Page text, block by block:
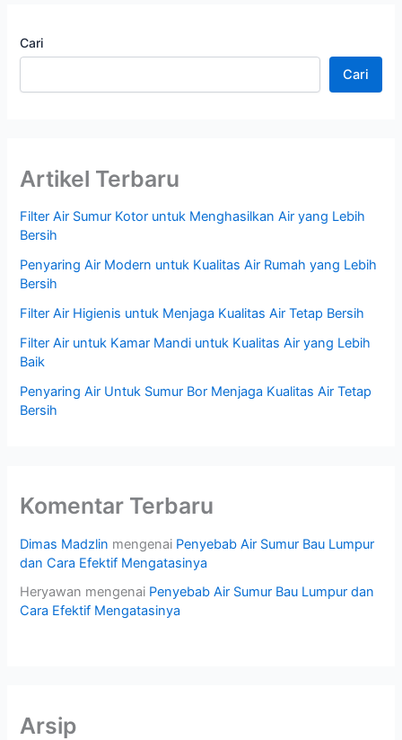
Cari
Cari
Artikel Terbaru
Filter Air Sumur Kotor untuk Menghasilkan Air yang Lebih
Bersih
Penyaring Air Modern untuk Kualitas Air Rumah yang Lebih
Bersih
Filter Air Higienis untuk Menjaga Kualitas Air Tetap Bersih
Filter Air untuk Kamar Mandi untuk Kualitas Air yang Lebih
Baik
Penyaring Air Untuk Sumur Bor Menjaga Kualitas Air Tetap
Bersih
Komentar Terbaru
Dimas Madzlin mengenai Penyebab Air Sumur Bau Lumpur
dan Cara Efektif Mengatasinya
Heryawan mengenai Penyebab Air Sumur Bau Lumpur dan
Cara Efektif Mengatasinya
Arsip